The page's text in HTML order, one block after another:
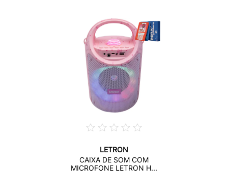
LETRON
CAIXA DE SOM COM
MICROFONE LETRON H...